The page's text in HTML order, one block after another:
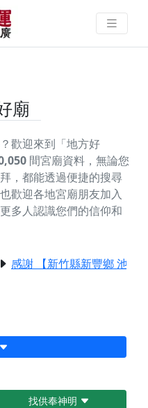
料｜拜好廟求
信仰
廟
歡迎來到「地方好
間宮廟資料，無論您
，都能透過便捷的搜尋
也歡迎各地宮廟朋友加入
多人認識您們的信仰和
感謝 【新竹縣新豐鄉 池和
找供奉神明